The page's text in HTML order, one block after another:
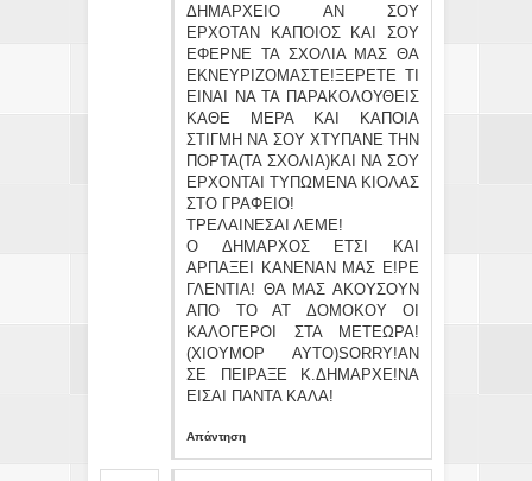
ΔΗΜΑΡΧΕΙΟ ΑΝ ΣΟΥ
ΕΡΧΟΤΑΝ ΚΑΠΟΙΟΣ ΚΑΙ ΣΟΥ
ΕΦΕΡΝΕ ΤΑ ΣΧΟΛΙΑ ΜΑΣ ΘΑ
ΕΚΝΕΥΡΙΖΟΜΑΣΤΕ!ΞΕΡΕΤΕ ΤΙ
ΕΙΝΑΙ ΝΑ ΤΑ ΠΑΡΑΚΟΛΟΥΘΕΙΣ
ΚΑΘΕ ΜΕΡΑ ΚΑΙ ΚΑΠΟΙΑ
ΣΤΙΓΜΗ ΝΑ ΣΟΥ ΧΤΥΠΑΝΕ ΤΗΝ
ΠΟΡΤΑ(ΤΑ ΣΧΟΛΙΑ)ΚΑΙ ΝΑ ΣΟΥ
ΕΡΧΟΝΤΑΙ ΤΥΠΩΜΕΝΑ ΚΙΟΛΑΣ
ΣΤΟ ΓΡΑΦΕΙΟ!
ΤΡΕΛΑΙΝΕΣΑΙ ΛΕΜΕ!
Ο ΔΗΜΑΡΧΟΣ ΕΤΣΙ ΚΑΙ
ΑΡΠΑΞΕΙ ΚΑΝΕΝΑΝ ΜΑΣ Ε!ΡΕ
ΓΛΕΝΤΙΑ! ΘΑ ΜΑΣ ΑΚΟΥΣΟΥΝ
ΑΠΟ ΤΟ ΑΤ ΔΟΜΟΚΟΥ ΟΙ
ΚΑΛΟΓΕΡΟΙ ΣΤΑ ΜΕΤΕΩΡΑ!
(ΧΙΟΥΜΟΡ ΑΥΤΟ)SORRY!ΑΝ
ΣΕ ΠΕΙΡΑΞΕ Κ.ΔΗΜΑΡΧΕ!ΝΑ
ΕΙΣΑΙ ΠΑΝΤΑ ΚΑΛΑ!
Απάντηση